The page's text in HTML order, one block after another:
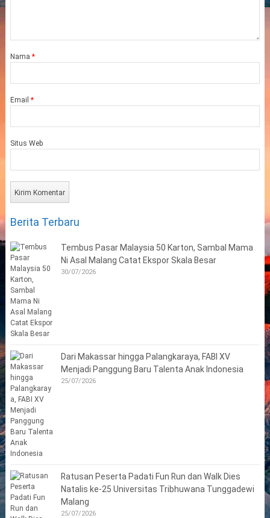
Nama *
Email *
Situs Web
Berita Terbaru
Tembus Pasar Malaysia 50 Karton, Sambal Mama
Ni Asal Malang Catat Ekspor Skala Besar
30/07/2026
Dari Makassar hingga Palangkaraya, FABI XV
Menjadi Panggung Baru Talenta Anak Indonesia
25/07/2026
Ratusan Peserta Padati Fun Run dan Walk Dies
Natalis ke-25 Universitas Tribhuwana Tunggadewi
Malang
25/07/2026